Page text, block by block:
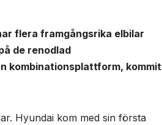
flera framgångsrika elbilar
de renodlad
kombinationsplattform, kommit
Hyundai kom med sin första